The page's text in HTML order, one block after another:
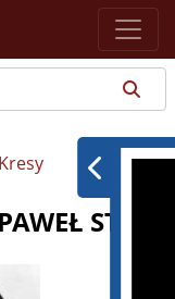
Kresy
STOK